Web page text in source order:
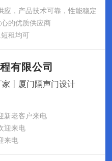
应，产品技术可靠，性能稳定
的优质供应商
租均可
有限公司
丨厦门隔声门设计
新老客户来电
迎来电
来电